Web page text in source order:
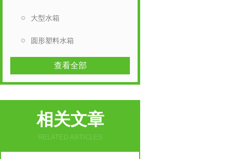
大型水箱
圆形塑料水箱
查看全部
相关文章
RELATED ARTICLES